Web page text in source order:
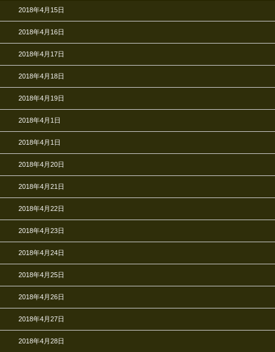
2018年4月15日
2018年4月16日
2018年4月17日
2018年4月18日
2018年4月19日
2018年4月1日
2018年4月1日
2018年4月20日
2018年4月21日
2018年4月22日
2018年4月23日
2018年4月24日
2018年4月25日
2018年4月26日
2018年4月27日
2018年4月28日